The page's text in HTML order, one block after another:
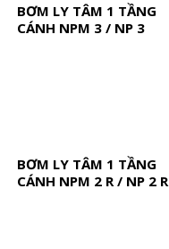
BƠM LY TÂM 1 TẦNG
CÁNH NPM 3 / NP 3
BƠM LY TÂM 1 TẦNG
CÁNH NPM 2 R / NP 2 R